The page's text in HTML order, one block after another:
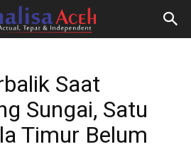
Saat
Sungai, Satu
Timur Belum